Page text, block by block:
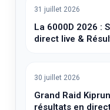
31 juillet 2026
La 6000D 2026 :
direct live &
30 juillet 2026
Grand Raid
résultats en